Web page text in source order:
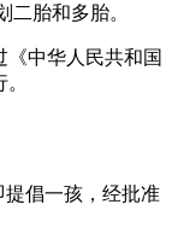
胎和多胎。
中华人民共和国
倡一孩，经批准